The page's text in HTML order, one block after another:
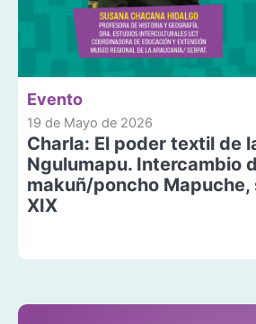
Evento
19 de Mayo de 2026
Charla: El poder textil de
Ngulumapu. Intercambio
makuñ/poncho Mapuche,
XIX